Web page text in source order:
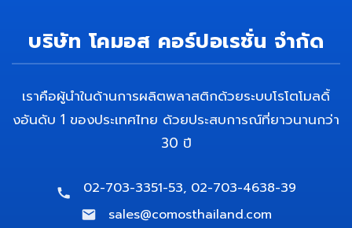
บริษัท โคมอส คอร์ปอเรชั่น จำกัด
เราคือผู้นำในด้านการผลิตพลาสติกด้วยระบบโรโตโมลดิ้
งอันดับ 1 ของประเทศไทย ด้วยประสบการณ์ที่ยาวนานกว่า
30 ปี
02-703-3351-53, 02-703-4638-39
sales@comosthailand.com